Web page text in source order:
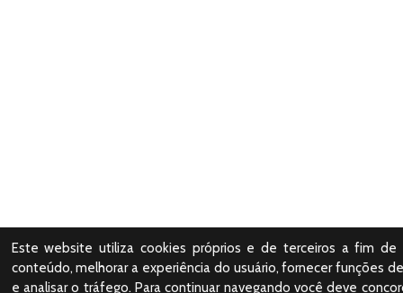
Este website utiliza cookies próprios e de terceiros a fim de
conteúdo, melhorar a experiência do usuário, fornecer funções
e analisar o tráfego. Para continuar navegando você deve